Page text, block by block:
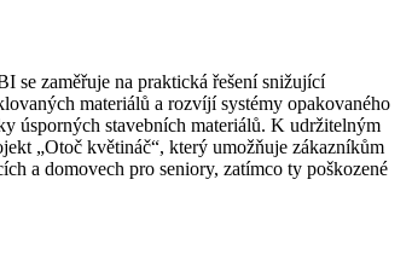
se zaměřuje na praktická řešení snižující
materiálů a rozvíjí systémy opakovaného
úsporných stavebních materiálů. K udržitelným
„Otoč květináč“, který umožňuje zákazníkům
a domovech pro seniory, zatímco ty poškozené